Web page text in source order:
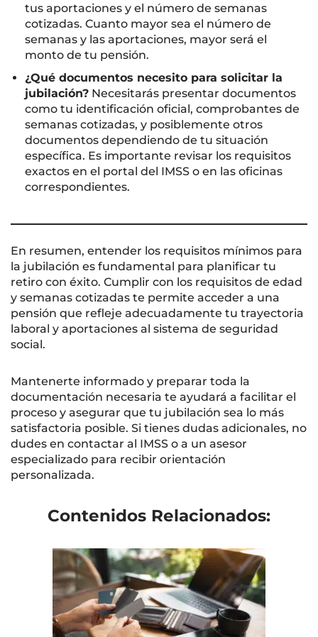
tus aportaciones y el número de semanas
cotizadas. Cuanto mayor sea el número de
semanas y las aportaciones, mayor será el
monto de tu pensión.
¿Qué documentos necesito para solicitar la
jubilación? Necesitarás presentar documentos
como tu identificación oficial, comprobantes de
semanas cotizadas, y posiblemente otros
documentos dependiendo de tu situación
específica. Es importante revisar los requisitos
exactos en el portal del IMSS o en las oficinas
correspondientes.
En resumen, entender los requisitos mínimos para
la jubilación es fundamental para planificar tu
retiro con éxito. Cumplir con los requisitos de edad
y semanas cotizadas te permite acceder a una
pensión que refleje adecuadamente tu trayectoria
laboral y aportaciones al sistema de seguridad
social.
Mantenerte informado y preparar toda la
documentación necesaria te ayudará a facilitar el
proceso y asegurar que tu jubilación sea lo más
satisfactoria posible. Si tienes dudas adicionales, no
dudes en contactar al IMSS o a un asesor
especializado para recibir orientación
personalizada.
Contenidos Relacionados: